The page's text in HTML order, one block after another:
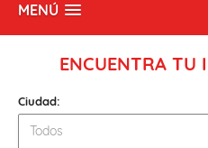
MENÚ
ENCUENTRA TU
Ciudad:
Todos